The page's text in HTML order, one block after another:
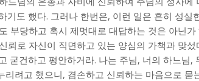
기도 했다. 그러나 한번은, 이런 일은 흔히 성실
부당하고 혹시 제멋대로 대답하는 것은 아닌
뢰로 자신이 직면하고 있는 양심의 가책과 맞
굳건하고 평안하거라. 나는 주님, 너의 하느님,
려고 했으니, 겸손하고 신뢰하는 마음으로 묻